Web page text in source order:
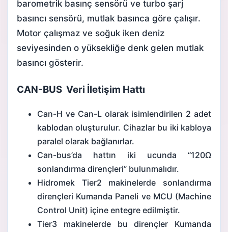
barometrik basınç sensörü ve turbo şarj
basıncı sensörü, mutlak basınca göre çalışır.
Motor çalışmaz ve soğuk iken deniz
seviyesinden o yüksekliğe denk gelen mutlak
basıncı gösterir.
CAN-BUS Veri İletişim Hattı
Can-H ve Can-L olarak isimlendirilen 2 adet
kablodan oluşturulur. Cihazlar bu iki kabloya
paralel olarak bağlanırlar.
Can-bus’da hattın iki ucunda “120Ω
sonlandırma dirençleri” bulunmalıdır.
Hidromek Tier2 makinelerde sonlandırma
dirençleri Kumanda Paneli ve MCU (Machine
Control Unit) içine entegre edilmiştir.
Tier3 makinelerde bu dirençler Kumanda